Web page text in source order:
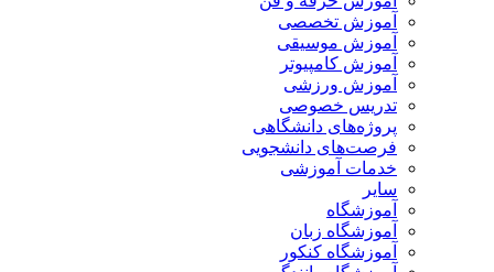
آموزش تخصصی
آموزش موسیقی
آموزش کامپیوتر
آموزش ورزشی
تدریس خصوصی
پروژه‌های دانشگاهی
فرصت‌های دانشجویی
خدمات آموزشی
سایر
آموزشگاه
آموزشگاه زبان
آموزشگاه کنکور